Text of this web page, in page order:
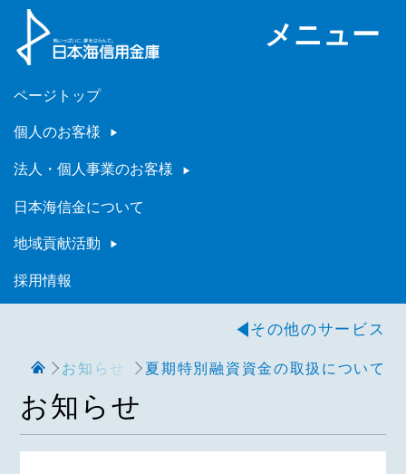
メニュー
ページトップ
個人のお客様
法人・個人事業のお客様
日本海信金について
地域貢献活動
採用情報
その他のサービス
お知らせ 夏期特別融資資金の取扱について
お知らせ